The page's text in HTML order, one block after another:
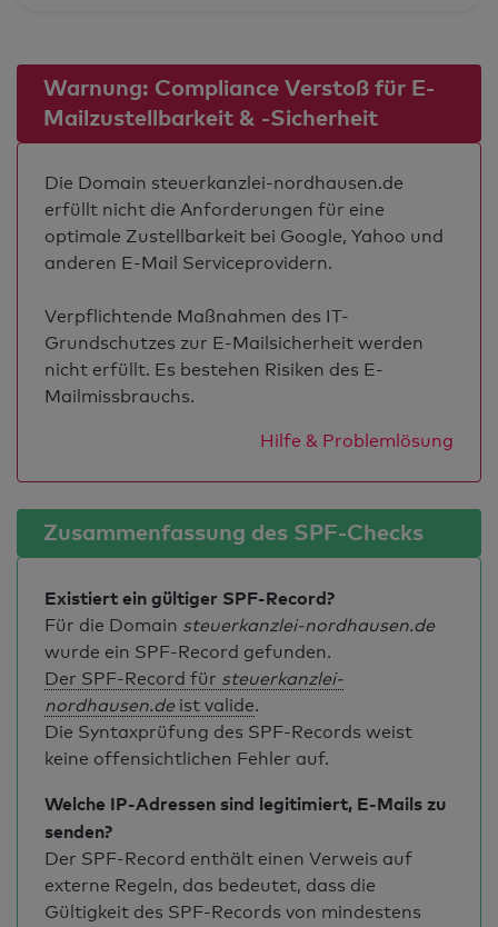
Warnung: Compliance Verstoß für E-
Mailzustellbarkeit & -Sicherheit
Die Domain steuerkanzlei-nordhausen.de
erfüllt nicht die Anforderungen für eine
optimale Zustellbarkeit bei Google, Yahoo und
anderen E-Mail Serviceprovidern.
Verpflichtende Maßnahmen des IT-
Grundschutzes zur E-Mailsicherheit werden
nicht erfüllt. Es bestehen Risiken des E-
Mailmissbrauchs.
Hilfe & Problemlösung
Zusammenfassung des SPF-Checks
Existiert ein gültiger SPF-Record?
Für die Domain steuerkanzlei-nordhausen.de
wurde ein SPF-Record gefunden.
Der SPF-Record für steuerkanzlei-
nordhausen.de ist valide.
Die Syntaxprüfung des SPF-Records weist
keine offensichtlichen Fehler auf.
Welche IP-Adressen sind legitimiert, E-Mails zu
senden?
Der SPF-Record enthält einen Verweis auf
externe Regeln, das bedeutet, dass die
Gültigkeit des SPF-Records von mindestens